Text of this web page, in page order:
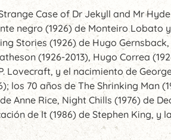
Case of Dr Jekyll and Mr
negro (1926) de Monteiro Lobato
Stories (1926) de Hugo
(1926-2013), Hugo Correa
Lovecraft, y el nacimiento de
los 70 años de The Shrinking Man
Anne Rice, Night Chills (1976) de
de It (1986) de Stephen King, y